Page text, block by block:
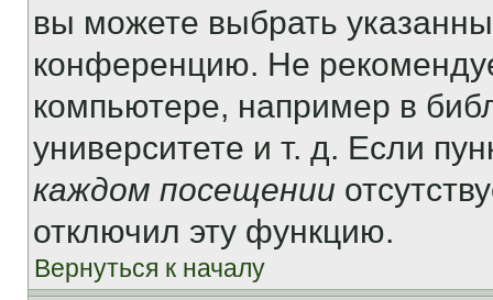
вы можете выбрать
конференцию. Не
компьютере, например в
университете и т. д. Если
каждом посещении
отключил эту функцию.
Вернуться к началу